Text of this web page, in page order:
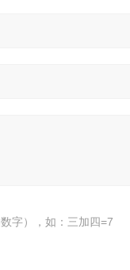
字），如：三加四=7